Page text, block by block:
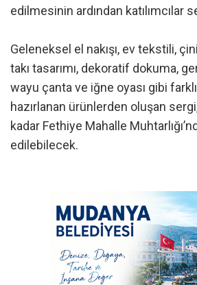
edilmesinin ardından katılımcılar
Geleneksel el nakışı, ev tekstili,
takı tasarımı, dekoratif dokuma,
wayu çanta ve iğne oyası gibi
hazırlanan ürünlerden oluşan
kadar Fethiye Mahalle
edilebilecek.